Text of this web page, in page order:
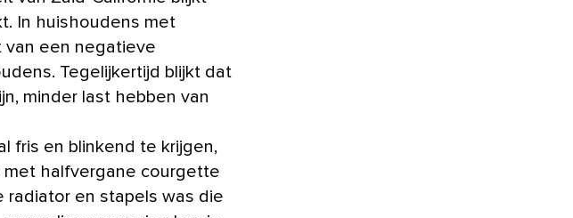
In huishoudens met
van een negatieve
Tegelijkertijd blijkt dat
minder last hebben van
fris en blinkend te krijgen,
met halfvergane courgette
radiator en stapels was die